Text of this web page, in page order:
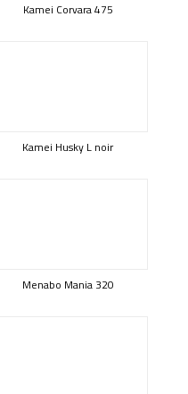
Kamei Corvara 475
Kamei Husky L noir
Menabo Mania 320